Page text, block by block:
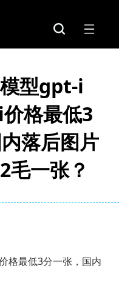
型gpt-i
格最低3
落后图片
毛一张？
格最低3分一张，国内